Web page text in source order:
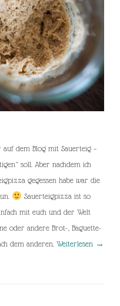
auf dem Blog mit Sauerteig –
soll. Aber nachdem ich
gegessen habe war die
Sauerteigpizza ist so
mit euch und der Welt
oder andere Brot-, Baguette-
dem anderen. Weiterlesen →